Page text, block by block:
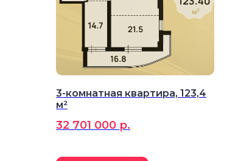
3-комнатная квартира, 123,4
м²
32 701 000 р.